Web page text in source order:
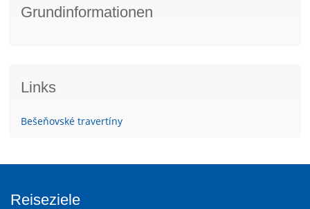
Grundinformationen
Links
Bešeňovské travertíny
Reiseziele